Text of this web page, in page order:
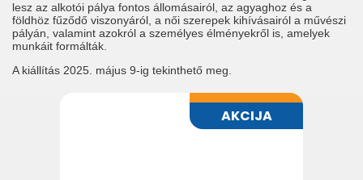
lesz az alkotói pálya fontos állomásairól, az agyaghoz és a
földhöz fűződő viszonyáról, a női szerepek kihívásairól a művészi
pályán, valamint azokról a személyes élményekről is, amelyek
munkáit formálták.
A kiállítás 2025. május 9-ig tekinthető meg.